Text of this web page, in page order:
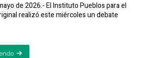
de 2026.- El Instituto Pueblos para el
realizó este miércoles un debate